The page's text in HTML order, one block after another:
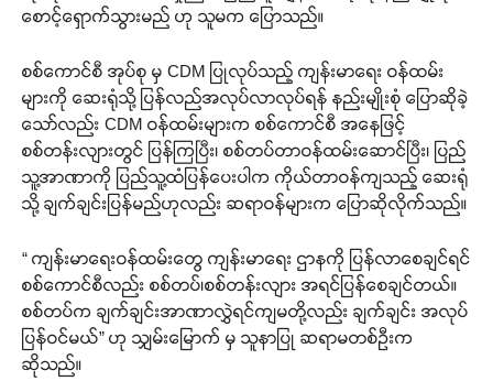
စောင့်ရှောက်သွားမည် ဟု သူမက ပြောသည်။
စစ်ကောင်စီ အုပ်စု မှ CDM ပြုလုပ်သည့် ကျန်းမာရေး ဝန်ထမ်း
များကို ဆေးရုံသို့ ပြန်လည်အလုပ်လာလုပ်ရန် နည်းမျိုးစုံ ပြောဆိုခဲ့
သော်လည်း CDM ဝန်ထမ်းများက စစ်ကောင်စီ အနေဖြင့်
စစ်တန်းလျားတွင် ပြန်ကြပြီး၊ စစ်တပ်တာဝန်ထမ်းဆောင်ပြီး၊ ပြည်
သူ့အာဏာကို ပြည်သူ့ထံပြန်ပေးပါက ကိုယ်တာဝန်ကျသည့် ဆေးရုံ
သို့ ချက်ချင်းပြန်မည်ဟုလည်း ဆရာဝန်များက ပြောဆိုလိုက်သည်။
“ ကျန်းမာရေးဝန်ထမ်းတွေ ကျန်းမာရေး ဌာနကို ပြန်လာစေချင်ရင်
စစ်ကောင်စီလည်း စစ်တပ်၊စစ်တန်းလျား အရင်ပြန်စေချင်တယ်။
စစ်တပ်က ချက်ချင်းအာဏာလွှဲရင်ကျမတို့လည်း ချက်ချင်း အလုပ်
ပြန်ဝင်မယ်” ဟု သျှမ်းမြောက် မှ သူနာပြု ဆရာမတစ်ဦးက
ဆိုသည်။